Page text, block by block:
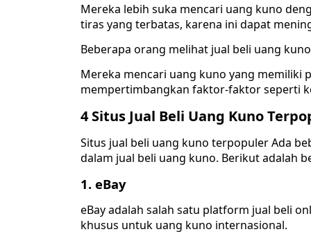
Mereka lebih suka mencari uang kuno
tiras yang terbatas, karena ini dapat
Beberapa orang melihat jual beli uang
Mereka mencari uang kuno yang memiliki
mempertimbangkan faktor-faktor seperti
4 Situs Jual Beli Uang Kuno
Situs jual beli uang kuno terpopuler Ada
dalam jual beli uang kuno. Berikut adalah
1. eBay
eBay adalah salah satu platform jual beli
khusus untuk uang kuno internasional.